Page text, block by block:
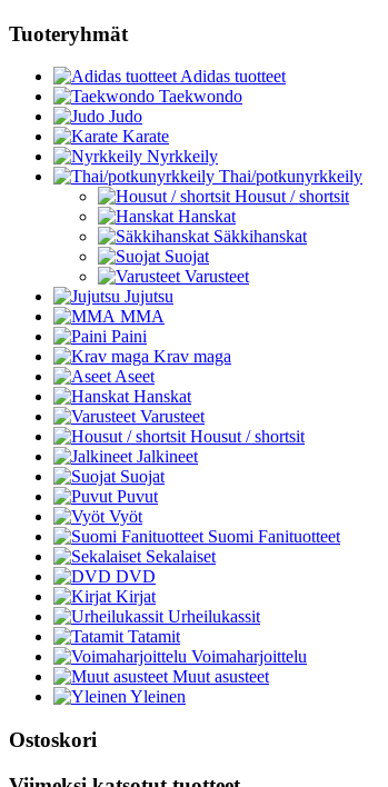
Tuoteryhmät
Adidas tuotteet
Taekwondo
Judo
Karate
Nyrkkeily
Thai/potkunyrkkeily
Housut / shortsit
Hanskat
Säkkihanskat
Suojat
Varusteet
Jujutsu
MMA
Paini
Krav maga
Aseet
Hanskat
Varusteet
Housut / shortsit
Jalkineet
Suojat
Puvut
Vyöt
Suomi Fanituotteet
Sekalaiset
DVD
Kirjat
Urheilukassit
Tatamit
Voimaharjoittelu
Muut asusteet
Yleinen
Ostoskori